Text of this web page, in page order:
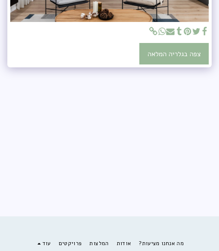
צפה בגלריה המלאה
מה אנחנו מציעות? אודות המלצות פרויקטים עוד